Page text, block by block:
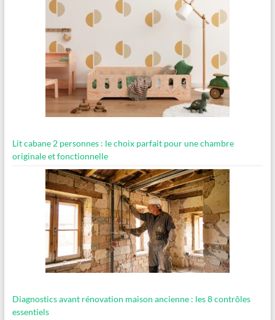
Lit cabane 2 personnes : le choix parfait pour une chambre
originale et fonctionnelle
Diagnostics avant rénovation maison ancienne : les 8 contrôles
essentiels